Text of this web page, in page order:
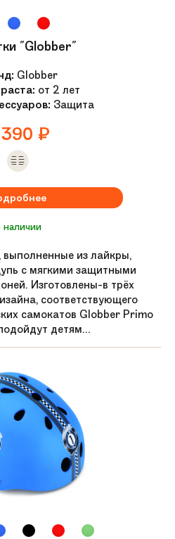
"Globber"
Globber
от 2 лет
Защита
₽
наличии
выполненные из лайкры,
с мягкими защитными
Изготовлены-в трёх
соответствующего
самокатов Globber Primo
детям...